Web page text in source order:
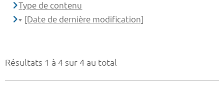
Résultats 1 à 4 sur 4 au total
Type de contenu
[Date de dernière modification]